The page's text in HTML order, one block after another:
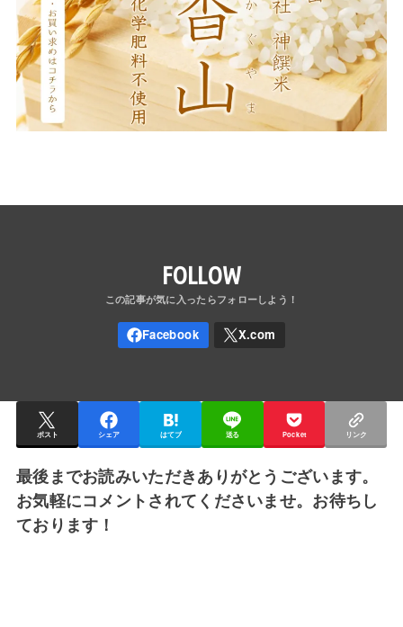
FOLLOW
ポスト シェア はてブ 送る Pocket リンク
最後までお読みいただきありがとうございます。
お気軽にコメントされてくださいませ。お待ちし
ております！